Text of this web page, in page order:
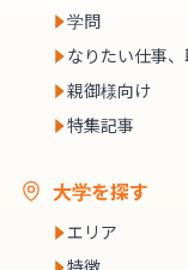
学問
なりたい仕事
親御様向け
特集記事
大学を探す
エリア